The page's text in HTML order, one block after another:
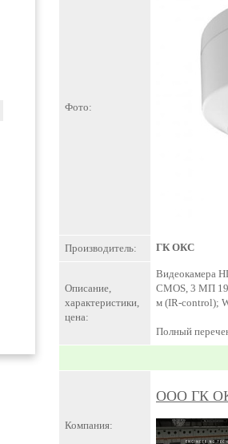
Фото:
Производитель: ГК ОКС
Описание,
характеристики,
цена:
Видеокамера
CMOS, 3 МП
м (IR-control);
Полный
Компания:
ООО ГК